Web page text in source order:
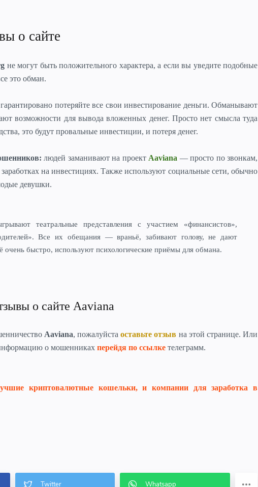
о сайте
не могут быть положительного характера, а если вы уведите подобные
это обман.
потеряйте все свои инвестирование деньги. Обманывают
возможности для вывода вложенных денег. Просто нет смысла туда
это будут провальные инвестиции, и потеря денег.
людей заманивают на проектAaviana — просто по звонкам,
на инвестициях. Также используют социальные сети, обычно
девушки.
театральные представления с участием «финансистов»,
Все их обещания — враньё, забивают голову, не дают
очень быстро, используют психологические приёмы для обмана.
о сайте Aaviana
Aaviana, пожалуйстаоставьте отзыв на этой странице. Или
о мошенниках перейдя по ссылке телеграмм.
криптовалютные кошельки, и компании для заработка в